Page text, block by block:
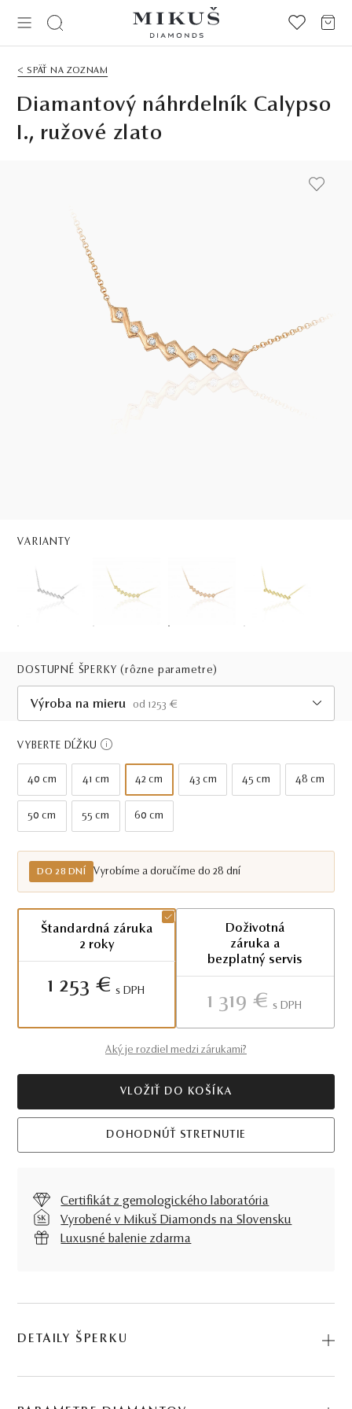
< SPÄŤ NA ZOZNAM
Diamantový náhrdelník Calypso
I., ružové zlato
VARIANTY
DOSTUPNÉ ŠPERKY(rôzne parametre)
Výroba na mieru
od 1253 €
Do 28 dní
VYBERTE DĹŽKU
40 cm 41 cm 42 cm 43 cm 45 cm 48 cm
50 cm 55 cm 60 cm
DO 28 DNÍ Vyrobíme a doručíme do 28 dní
Štandardná záruka
2 roky
1 253 € S DPH
Doživotná
záruka a
bezplatný servis
1 319 € S DPH
Aký je rozdiel medzi zárukami?
VLOŽIŤ DO KOŠÍKA
DOHODNÚŤ STRETNUTIE
Certifikát z gemologického laboratória
Vyrobené v Mikuš Diamonds na Slovensku
Luxusné balenie zdarma
DETAILY ŠPERKU